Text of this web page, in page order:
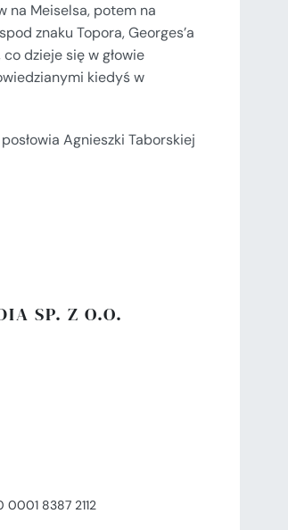
na Meiselsa, potem na
znaku Topora, Georges’a
dzieje się w głowie
kiedyś w
Agnieszki Taborskiej
SP. Z O.O.
8387 2112